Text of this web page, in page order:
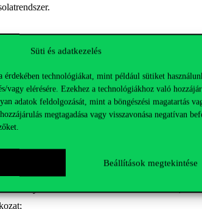
Süti és adatkezelés
érdekében technológiákat, mint például sütiket
vagy elérésére. Ezekhez a technológiákhoz való
adatok feldolgozását, mint a böngészési magatartás
megtagadása vagy visszavonása negatívan
Beállítások megtekintése
bizonyítvány, mely tartalmazza azt is, hogy a
tételi kötelezettséget vállalja
és összeférhetetlenségéről az itt elérhető
pályázó az egyetemi online felületen már
a nyilatkozattétel óta nem történt változás,